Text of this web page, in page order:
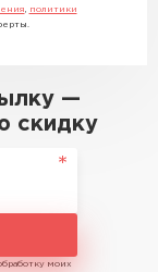
политики
—
скидку
моих